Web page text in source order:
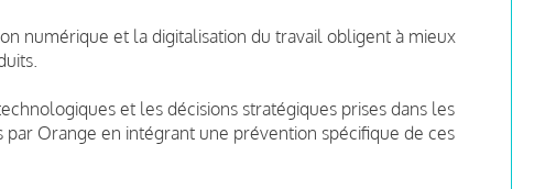
numérique et la digitalisation du travail obligent à mieux
et les décisions stratégiques prises dans les
Orange en intégrant une prévention spécifique de ces